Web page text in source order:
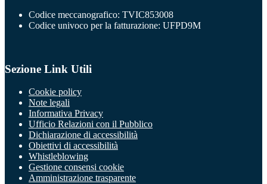
Codice meccanografico: TVIC853008
Codice univoco per la fatturazione: UFPD9M
Sezione Link Utili
Cookie policy
Note legali
Informativa Privacy
Ufficio Relazioni con il Pubblico
Dichiarazione di accessibilità
Obiettivi di accessibilità
Whistleblowing
Gestione consensi cookie
Amministrazione trasparente